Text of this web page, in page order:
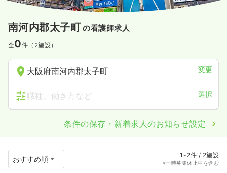
南河内郡太子町 の看護師求人
全0件（2施設）
大阪府南河内郡太子町 変更
職種、働き方など 選択
条件の保存・新着求人のお知らせ設定
1-2件 / 2施設
※一時募集休止中を含む